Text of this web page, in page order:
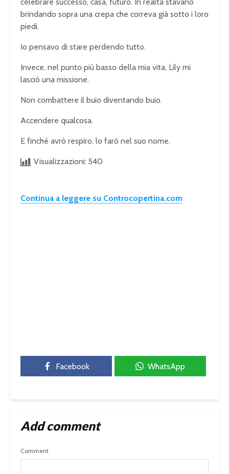
brindando sopra una crepa che correva già sotto i loro
piedi.
Io pensavo di stare perdendo tutto.
Invece, nel punto più basso della mia vita, Lily mi
lasciò una missione.
Non combattere il buio diventando buio.
Accendere qualcosa.
E finché avrò respiro, lo farò nel suo nome.
Visualizzazioni: 540
Continua a leggere su Controcopertina.com
Facebook WhatsApp
Add comment
Comment